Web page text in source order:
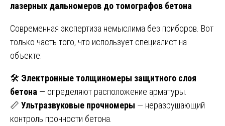
лазерных дальномеров до томографов бетона
Современная экспертиза немыслима без приборов. Вот
только часть того, что использует специалист на
объекте:
🛠️ Электронные толщиномеры защитного слоя
бетона — определяют расположение арматуры.
📏 Ультразвуковые прочномеры — неразрушающий
контроль прочности бетона.